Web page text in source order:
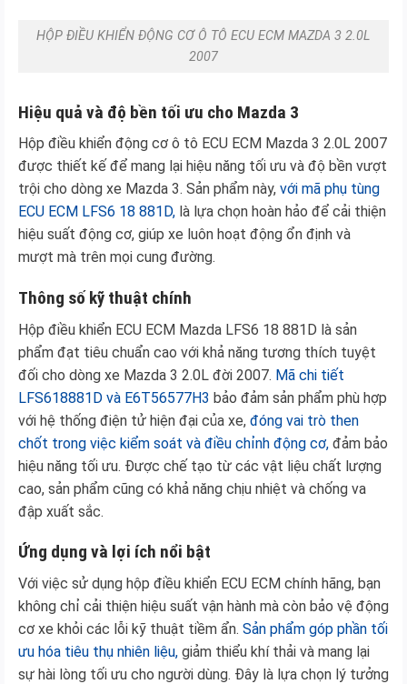
HỘP ĐIỀU KHIỂN ĐỘNG CƠ Ô TÔ ECU ECM MAZDA 3 2.0L
2007
Hiệu quả và độ bền tối ưu cho Mazda 3
Hộp điều khiển động cơ ô tô ECU ECM Mazda 3 2.0L 2007
được thiết kế để mang lại hiệu năng tối ưu và độ bền vượt
trội cho dòng xe Mazda 3. Sản phẩm này, với mã phụ tùng
ECU ECM LFS6 18 881D, là lựa chọn hoàn hảo để cải thiện
hiệu suất động cơ, giúp xe luôn hoạt động ổn định và
mượt mà trên mọi cung đường.
Thông số kỹ thuật chính
Hộp điều khiển ECU ECM Mazda LFS6 18 881D là sản
phẩm đạt tiêu chuẩn cao với khả năng tương thích tuyệt
đối cho dòng xe Mazda 3 2.0L đời 2007. Mã chi tiết
LFS618881D và E6T56577H3 bảo đảm sản phẩm phù hợp
với hệ thống điện tử hiện đại của xe, đóng vai trò then
chốt trong việc kiểm soát và điều chỉnh động cơ, đảm bảo
hiệu năng tối ưu. Được chế tạo từ các vật liệu chất lượng
cao, sản phẩm cũng có khả năng chịu nhiệt và chống va
đập xuất sắc.
Ứng dụng và lợi ích nổi bật
Với việc sử dụng hộp điều khiển ECU ECM chính hãng, bạn
không chỉ cải thiện hiệu suất vận hành mà còn bảo vệ động
cơ xe khỏi các lỗi kỹ thuật tiềm ẩn. Sản phẩm góp phần tối
ưu hóa tiêu thụ nhiên liệu, giảm thiểu khí thải và mang lại
sự hài lòng tối ưu cho người dùng. Đây là lựa chọn lý tưởng